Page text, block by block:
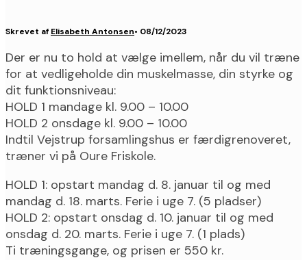
Skrevet af Elisabeth Antonsen• 08/12/2023
Der er nu to hold at vælge imellem, når du vil træne
for at vedligeholde din muskelmasse, din styrke og
dit funktionsniveau:
HOLD 1 mandage kl. 9.00 – 10.00
HOLD 2 onsdage kl. 9.00 – 10.00
Indtil Vejstrup forsamlingshus er færdigrenoveret,
træner vi på Oure Friskole.
HOLD 1: opstart mandag d. 8. januar til og med
mandag d. 18. marts. Ferie i uge 7. (5 pladser)
HOLD 2: opstart onsdag d. 10. januar til og med
onsdag d. 20. marts. Ferie i uge 7. (1 plads)
Ti træningsgange, og prisen er 550 kr.